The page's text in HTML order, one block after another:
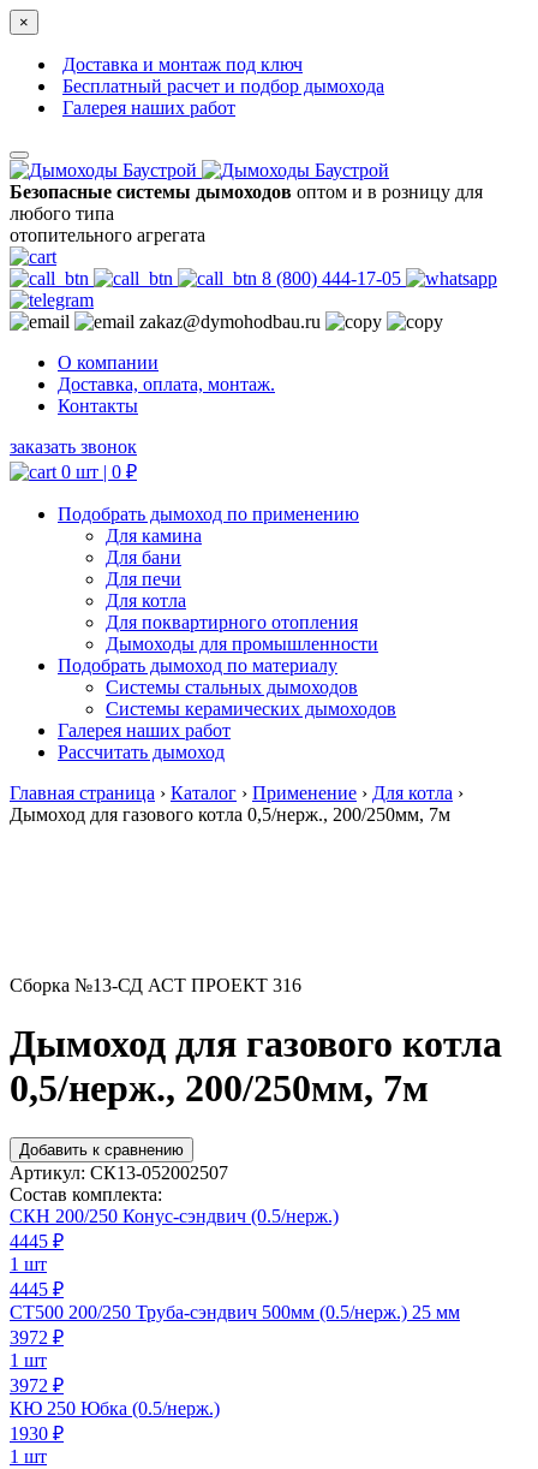
×
Доставка и монтаж под ключ
Бесплатный расчет и подбор дымохода
Галерея наших работ
Безопасные системы дымоходов оптом и в розницу для
любого типа
отопительного агрегата
8 (800) 444-17-05
zakaz@dymohodbau.ru
О компании
Доставка, оплата, монтаж.
Контакты
заказать звонок
0 шт | 0 ₽
Подобрать дымоход по применению
Для камина
Для бани
Для печи
Для котла
Для поквартирного отопления
Дымоходы для промышленности
Подобрать дымоход по материалу
Системы стальных дымоходов
Системы керамических дымоходов
Галерея наших работ
Рассчитать дымоход
Главная страница › Каталог › Применение › Для котла ›
Дымоход для газового котла 0,5/нерж., 200/250мм, 7м
Сборка №13-СД АСТ ПРОЕКТ 316
Дымоход для газового котла
0,5/нерж., 200/250мм, 7м
Добавить к сравнению
Артикул: СК13-052002507
Состав комплекта:
СКН 200/250 Конус-сэндвич (0.5/нерж.)
4445 ₽
1 шт
4445 ₽
СТ500 200/250 Труба-сэндвич 500мм (0.5/нерж.) 25 мм
3972 ₽
1 шт
3972 ₽
КЮ 250 Юбка (0.5/нерж.)
1930 ₽
1 шт